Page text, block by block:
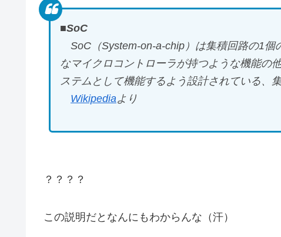
■SoC
SoC（System-on-a-chip）は集積回路の1個
なマイクロコントローラが持つような機能の
ステムとして機能するよう設計されている、
Wikipediaより
？？？？
この説明だとなんにもわからんな（汗）